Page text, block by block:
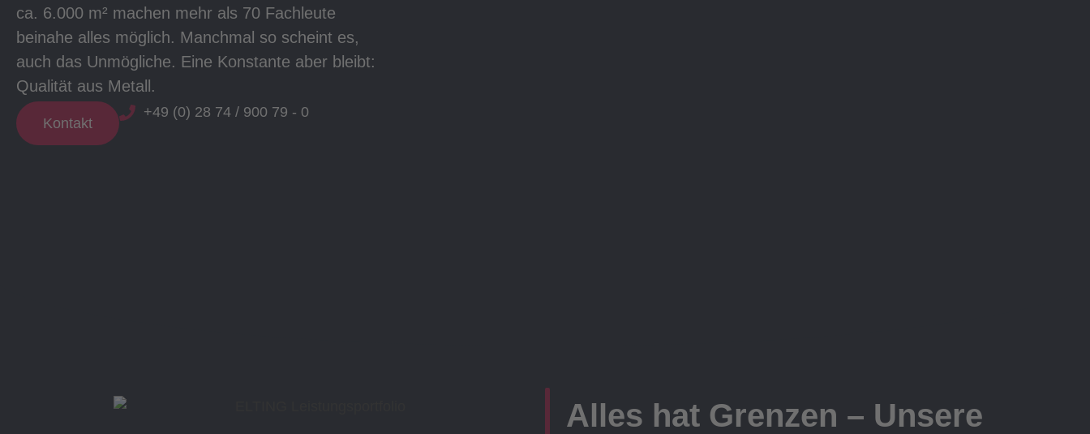
ca. 6.000 m² machen mehr als 70 Fachleute
beinahe alles möglich. Manchmal so scheint es,
auch das Unmögliche. Eine Konstante aber bleibt:
Qualität aus Metall.
Kontakt
+49 (0) 28 74 / 900 79 - 0
Alles hat Grenzen – Unsere